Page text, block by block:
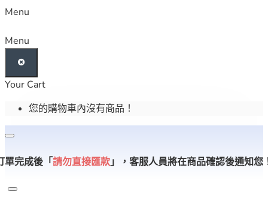
Menu
Menu
Your Cart
您的購物車內沒有商品！
單完成後「請勿直接匯款 」， 客服人員將在商品確認後通知您